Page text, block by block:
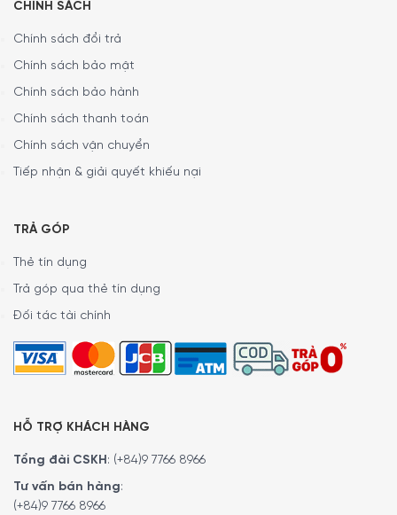
CHÍNH SÁCH
Chính sách đổi trả
Chính sách bảo mật
Chính sách bảo hành
Chính sách thanh toán
Chính sách vận chuyển
Tiếp nhận & giải quyết khiếu nại
TRẢ GÓP
Thẻ tín dụng
Trả góp qua thẻ tín dụng
Đối tác tài chính
HỖ TRỢ KHÁCH HÀNG
Tổng đài CSKH : (+84)9 7766 8966
Tư vấn bán hàng:
(+84)9 7766 8966